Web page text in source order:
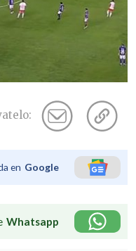
en Google
Whatsapp